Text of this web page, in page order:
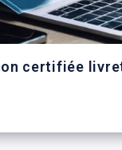
certifiée